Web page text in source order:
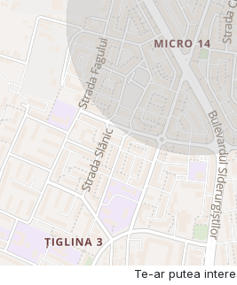
Te-ar putea